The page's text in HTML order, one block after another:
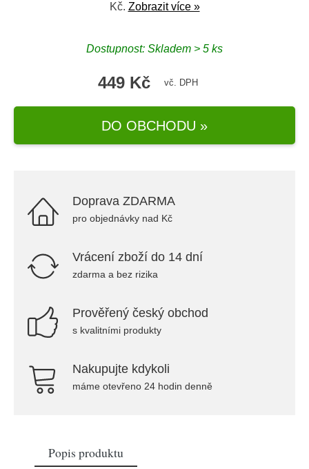
Kč. Zobrazit více »
Dostupnost: Skladem > 5 ks
449 Kč vč. DPH
DO OBCHODU »
Doprava ZDARMA
pro objednávky nad Kč
Vrácení zboží do 14 dní
zdarma a bez rizika
Prověřený český obchod
s kvalitními produkty
Nakupujte kdykoli
máme otevřeno 24 hodin denně
Popis produktu